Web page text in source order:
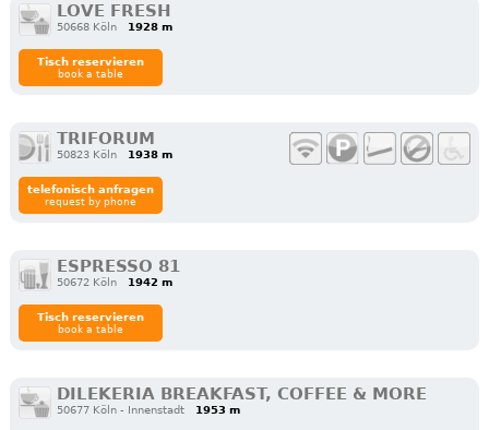
LOVE FRESH
50668 Köln 1928 m
Tisch reservieren
book a table
TRIFORUM
50823 Köln 1938 m
telefonisch anfragen
request by phone
ESPRESSO 81
50672 Köln 1942 m
Tisch reservieren
book a table
DILEKERIA BREAKFAST, COFFEE & MORE
50677 Köln - Innenstadt 1953 m